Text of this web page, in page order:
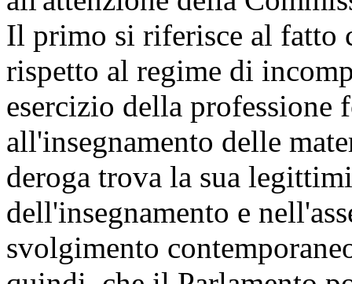
Il primo si riferisce al fatto
rispetto al regime di
esercizio della professione
all'insegnamento delle
deroga trova la sua
dell'insegnamento e
svolgimento